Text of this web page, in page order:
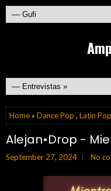
Home » Dance Pop , Latin Pop
Alejan•Drop -
September 27, 2024 No